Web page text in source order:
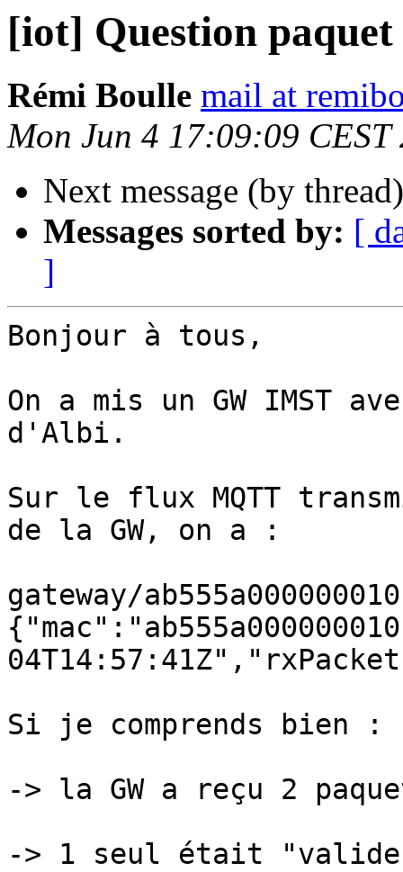
[iot] Question
Rémi Boulle mail at
Mon Jun 4 17:09:09 CEST
Next message (by
Messages sorted by: [
]
Bonjour à tous,
On a mis un GW IMST
d'Albi.
Sur le flux MQTT
de la GW, on a :
gateway/
Si je comprends bien :
-> la GW a reçu 2
-> 1 seul était "valide"